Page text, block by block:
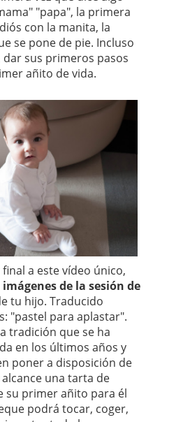
"papa", la primera
con la manita, la
se pone de pie. Incluso
dar sus primeros pasos
añito de vida.
a este vídeo único,
imágenes de la sesión de
tu hijo. Traducido
"pastel para aplastar".
tradición que se ha
en los últimos años y
poner a disposición de
una tarta de
su primer añito para él
podrá tocar, coger,